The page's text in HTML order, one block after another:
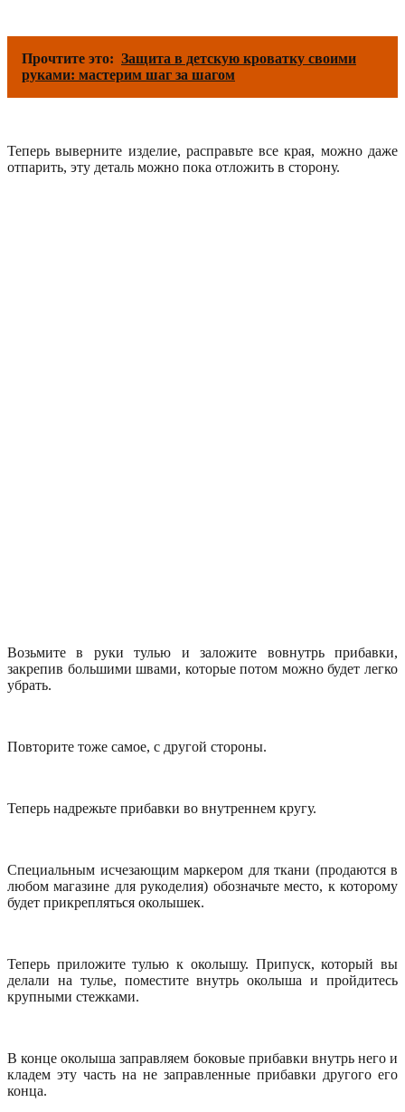
Прочтите это: Защита в детскую кроватку своими
руками: мастерим шаг за шагом
Теперь выверните изделие, расправьте все края, можно даже
отпарить, эту деталь можно пока отложить в сторону.
Возьмите в руки тулью и заложите вовнутрь прибавки,
закрепив большими швами, которые потом можно будет легко
убрать.
Повторите тоже самое, с другой стороны.
Теперь надрежьте прибавки во внутреннем кругу.
Специальным исчезающим маркером для ткани (продаются в
любом магазине для рукоделия) обозначьте место, к которому
будет прикрепляться околышек.
Теперь приложите тулью к околышу. Припуск, который вы
делали на тулье, поместите внутрь околыша и пройдитесь
крупными стежками.
В конце околыша заправляем боковые прибавки внутрь него и
кладем эту часть на не заправленные прибавки другого его
конца.